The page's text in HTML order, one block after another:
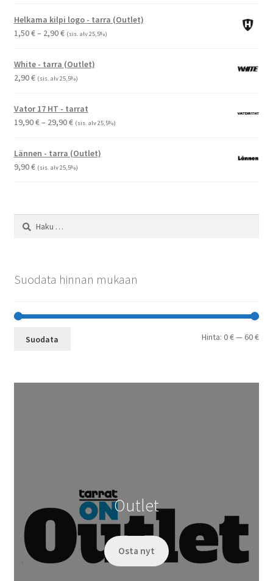
Helkama kilpi logo - tarra (Outlet)
1,50€– 2,90€Hintaluokka:
-
2,90 €
(sis. alv 25,5%)
White - tarra (Outlet)
2,90€ (sis. alv 25,5%)
Vator 17 HT - tarrat
19,90€– 29,90€Hintaluokka:
-
29,90 €
(sis. alv 25,5%)
Lännen - tarra (Outlet)
9,90€ (sis. alv 25,5%)
Haku:
Suodata hinnan mukaan
Suodata Hinta:0 €— 60 €
Outlet
Osta nyt